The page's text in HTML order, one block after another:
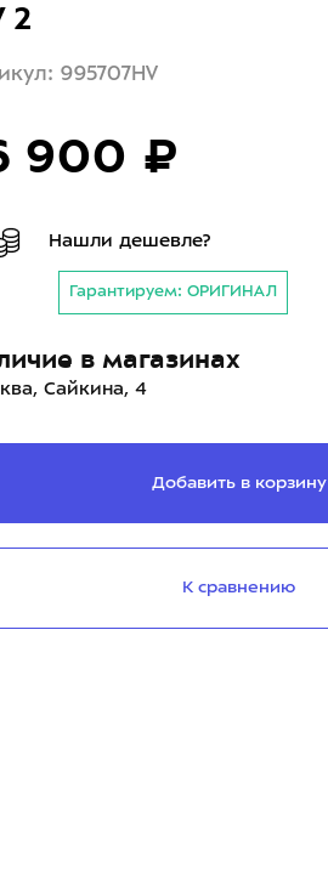
2
995707HV
900 ₽
Нашли дешевле?
Гарантируем: ОРИГИНАЛ
в магазинах
Сайкина, 4
Добавить в корзину
К сравнению